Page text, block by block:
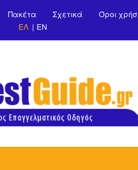
περιεχόμενο
Πακέτα Σχετικά Όροι
ΕΛ
EN